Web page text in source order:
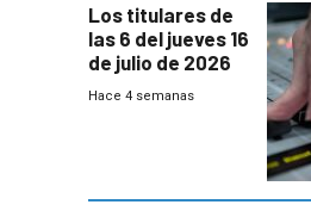
Los titulares de
las 6 del jueves 16
de julio de 2026
Hace 4 semanas